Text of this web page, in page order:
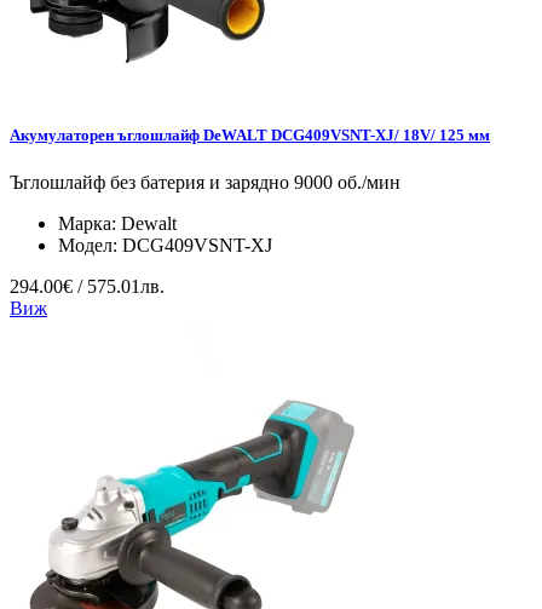
Акумулаторен ъглошлайф DeWALT DCG409VSNT-XJ/ 18V/ 125 мм
Ъглошлайф без батерия и зарядно 9000 об./мин
Марка: Dewalt
Модел: DCG409VSNT-XJ
294.00€ / 575.01лв.
Виж